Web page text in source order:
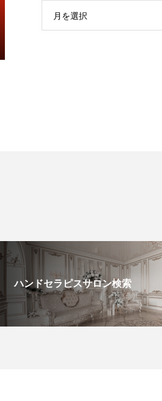
月を選択
ハンドセラピスサロン検索